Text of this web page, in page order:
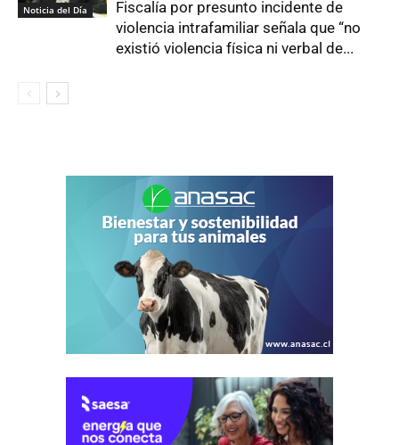
Noticia del Día
Fiscalía por presunto incidente de
violencia intrafamiliar señala que “no
existió violencia física ni verbal de...